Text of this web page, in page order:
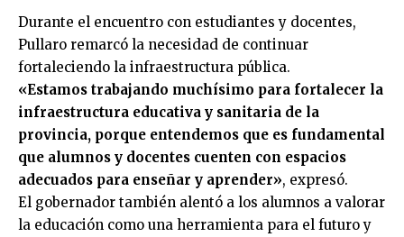
Durante el encuentro con estudiantes y docentes,
Pullaro remarcó la necesidad de continuar
fortaleciendo la infraestructura pública.
«Estamos trabajando muchísimo para fortalecer la
infraestructura educativa y sanitaria de la
provincia, porque entendemos que es fundamental
que alumnos y docentes cuenten con espacios
adecuados para enseñar y aprender», expresó.
El gobernador también alentó a los alumnos a valorar
la educación como una herramienta para el futuro y